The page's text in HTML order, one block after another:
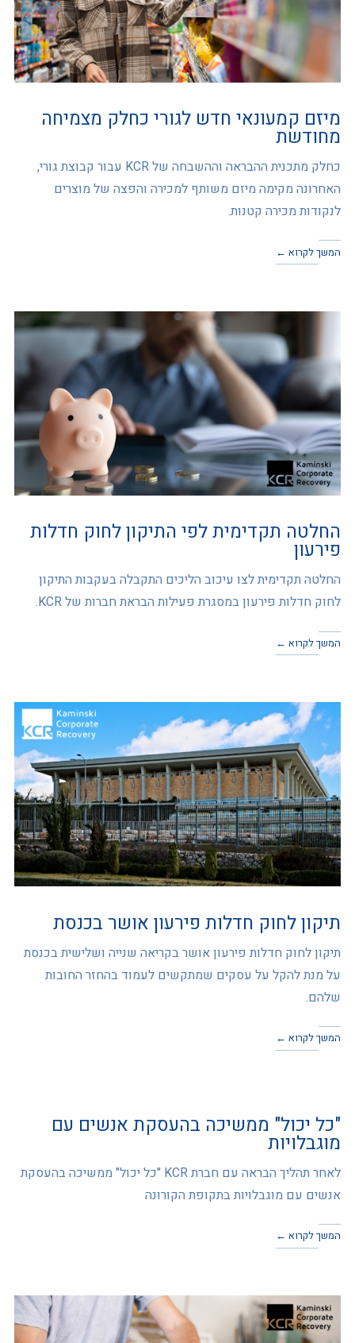
מיזם קמעונאי חדש לגורי כחלק מצמיחה
מחודשת
כחלק מתכנית ההבראה וההשבחה של KCR עבור קבוצת גורי,
האחרונה מקימה מיזם משותף למכירה והפצה של מוצרים
לנקודות מכירה קטנות.
המשך לקרוא ←
החלטה תקדימית לפי התיקון לחוק חדלות
פירעון
החלטה תקדימית לצו עיכוב הליכים התקבלה בעקבות התיקון
לחוק חדלות פירעון במסגרת פעילות הבראת חברות של KCR.
המשך לקרוא ←
תיקון לחוק חדלות פירעון אושר בכנסת
תיקון לחוק חדלות פירעון אושר בקריאה שנייה ושלישית בכנסת
על מנת להקל על עסקים שמתקשים לעמוד בהחזר החובות
שלהם.
המשך לקרוא ←
"כל יכול" ממשיכה בהעסקת אנשים עם
מוגבלויות
לאחר תהליך הבראה עם חברת KCR "כל יכול" ממשיכה בהעסקת
אנשים עם מוגבלויות בתקופת הקורונה
המשך לקרוא ←